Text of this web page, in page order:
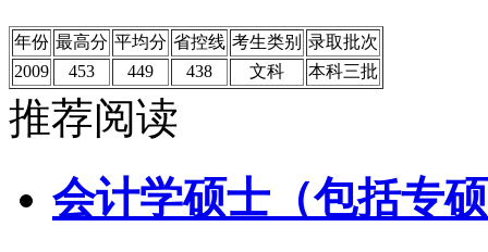
年份 最高分 平均分 省控线 考生类别 录取批次
2009
453 449 438 文科 本科三批
推荐阅读
会计学硕士（包括专